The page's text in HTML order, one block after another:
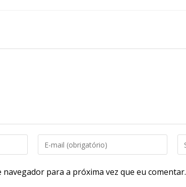
navegador para a próxima vez que eu comentar.